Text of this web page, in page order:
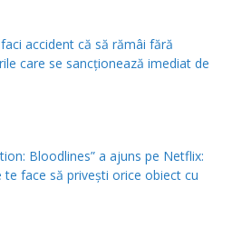
accident că să rămâi fără
care se sancționează imediat de
Bloodlines” a ajuns pe Netflix:
te face să privești orice obiect cu